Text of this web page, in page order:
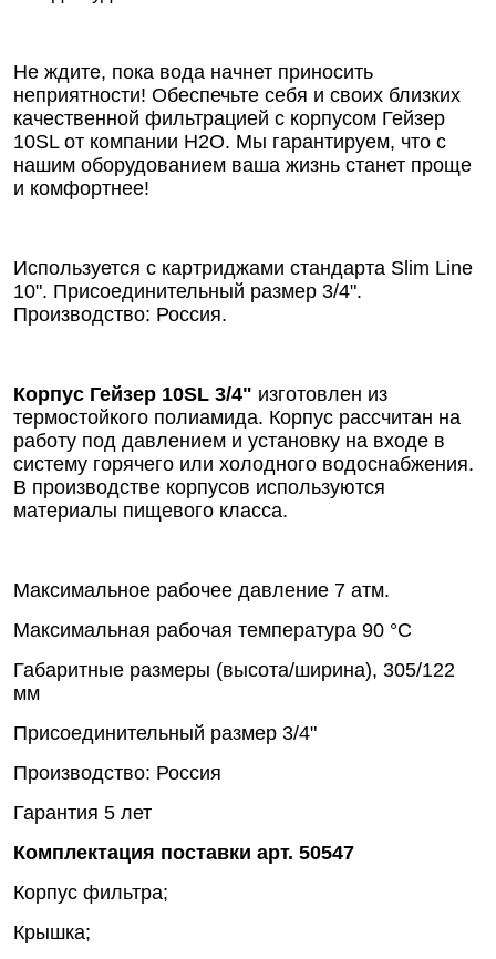
Не ждите, пока вода начнет приносить
неприятности! Обеспечьте себя и своих близких
качественной фильтрацией с корпусом Гейзер
10SL от компании Н2О. Мы гарантируем, что с
нашим оборудованием ваша жизнь станет проще
и комфортнее!
Используется с картриджами стандарта Slim Line
10". Присоединительный размер 3/4".
Производство: Россия.
Корпус Гейзер 10SL 3/4" изготовлен из
термостойкого полиамида. Корпус рассчитан на
работу под давлением и установку на входе в
систему горячего или холодного водоснабжения.
В производстве корпусов используются
материалы пищевого класса.
Максимальное рабочее давление 7 атм.
Максимальная рабочая температура 90 °С
Габаритные размеры (высота/ширина), 305/122
мм
Присоединительный размер 3/4"
Производство: Россия
Гарантия 5 лет
Комплектация поставки арт. 50547
Корпус фильтра;
Крышка;